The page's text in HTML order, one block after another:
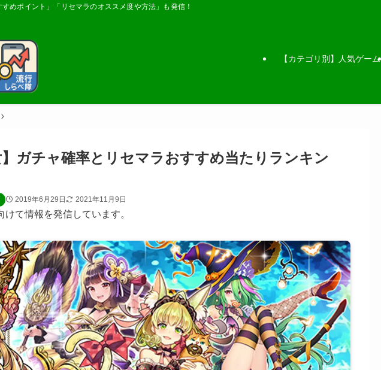
めポイント」「リセマラのオススメ度や方法」も発信！
【カテゴリ別】人気ゲーム
】ガチャ確率とリセマラおすすめ当たりランキン
2019年6月29日 2021年11月9日
て情報を発信しています。